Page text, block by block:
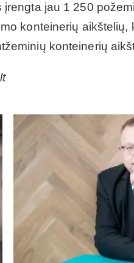
jau 1 250
konteinerių aikštelių,
konteinerių